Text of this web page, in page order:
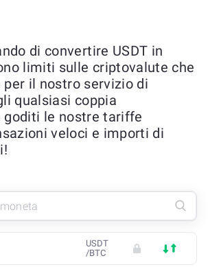
di convertire USDT in
limiti sulle criptovalute che
il nostro servizio di
qualsiasi coppia
le nostre tariffe
veloci e importi di
USDT
/BTC